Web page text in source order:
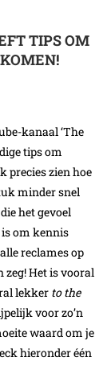
TIPS OM
kanaal ‘The
tips om
precies zien hoe
minder snel
het gevoel
is om kennis
reclames op
zeg! Het is vooral
lekker to the
voor zo’n
waard om je
hieronder één